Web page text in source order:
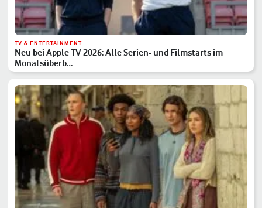
TV & ENTERTAINMENT
Neu bei Apple TV 2026: Alle Serien- und Filmstarts im
Monatsüberb…